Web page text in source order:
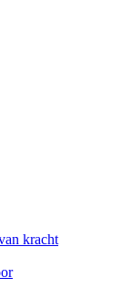
kracht